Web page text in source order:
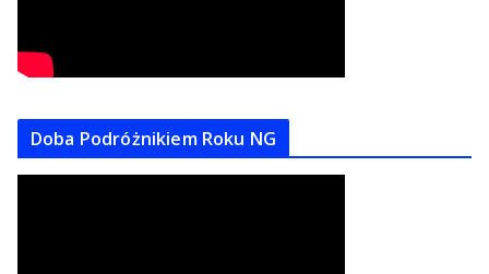
Doba Podróżnikiem Roku NG